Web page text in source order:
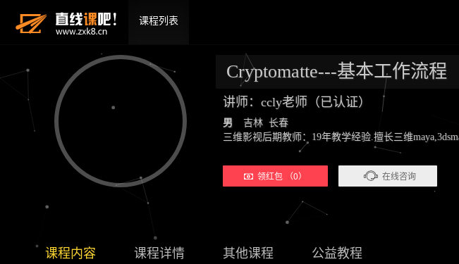
课程列表
Cryptomatte---基本工作流程
讲师：ccly老师（已认证）
男
吉林 长春
三维影视后期教师：19年教学经验.擅长三维
领红包 （0） 在线咨询
课程内容 课程详情 其他课程 公益教程